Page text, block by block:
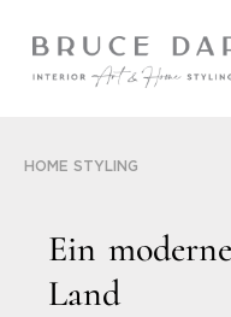
HOME STYLING
Ein moderne
Land